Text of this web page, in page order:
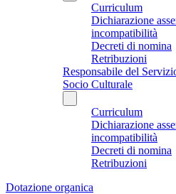
Curriculum
Dichiarazione
incompatibilità
Decreti di nomina
Retribuzioni
Responsabile del
Socio Culturale
Curriculum
Dichiarazione
incompatibilità
Decreti di nomina
Retribuzioni
Dotazione organica